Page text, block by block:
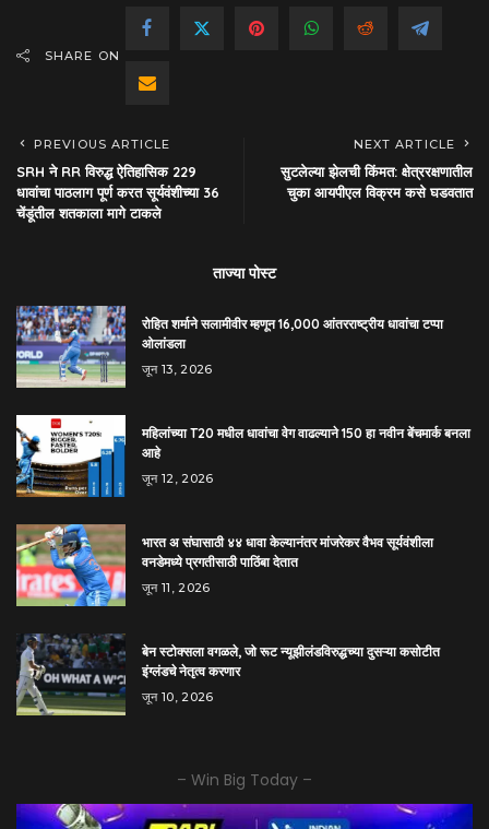
SHARE ON
PREVIOUS ARTICLE
SRH ने RR विरुद्ध ऐतिहासिक 229
धावांचा पाठलाग पूर्ण करत सूर्यवंशीच्या 36
चेंडूंतील शतकाला मागे टाकले
NEXT ARTICLE
सुटलेल्या झेलची किंमत: क्षेत्ररक्षणातील
चुका आयपीएल विक्रम कसे घडवतात
ताज्या पोस्ट
रोहित शर्माने सलामीवीर म्हणून 16,000 आंतरराष्ट्रीय धावांचा टप्पा
ओलांडला
जून 13, 2026
महिलांच्या T20 मधील धावांचा वेग वाढल्याने 150 हा नवीन बेंचमार्क बनला
आहे
जून 12, 2026
भारत अ संघासाठी ४४ धावा केल्यानंतर मांजरेकर वैभव सूर्यवंशीला
वनडेमध्ये प्रगतीसाठी पाठिंबा देतात
जून 11, 2026
बेन स्टोक्सला वगळले, जो रूट न्यूझीलंडविरुद्धच्या दुसऱ्या कसोटीत
इंग्लंडचे नेतृत्व करणार
जून 10, 2026
– Win Big Today –